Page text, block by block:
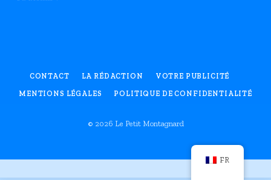
CONTACT LA RÉDACTION VOTRE PUBLICITÉ
MENTIONS LÉGALES POLITIQUE DE CONFIDENTIALITÉ
© 2026 Le Petit Montagnard
FR